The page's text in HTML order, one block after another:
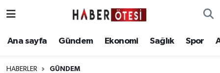
Ana sayfa Gündem Ekonomi Sağlık Spor
HABERLER GÜNDEM
Ana sayfa
Eskişehir Nöbetçi Eczaneler